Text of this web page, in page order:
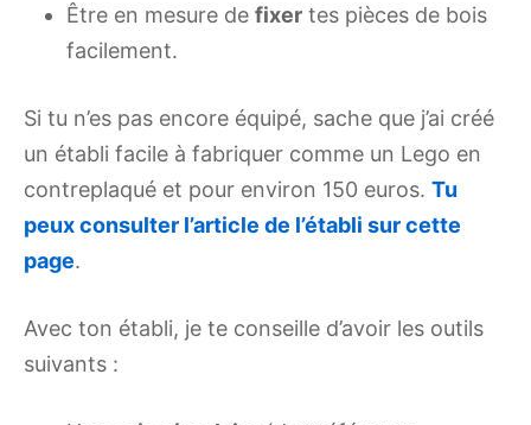
Être en mesure de fixer tes pièces de bois
facilement.
Si tu n’es pas encore équipé, sache que j’ai créé
un établi facile à fabriquer comme un Lego en
contreplaqué et pour environ 150 euros. Tu
peux consulter l’article de l’établi sur cette
page.
Avec ton établi, je te conseille d’avoir les outils
suivants :